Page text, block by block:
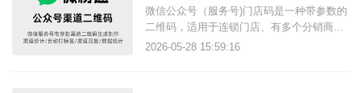
能？临时/永久有效码：可生成固
微信公众号（服务号)门店码是一种带参数的
二维码，适用于连锁门店、有多个分销商的
店铺，多个不同门店投放专属门店码使用，
微粉通的公众号渠道码功能即可生成这种门
2026-05-28 15:59:16